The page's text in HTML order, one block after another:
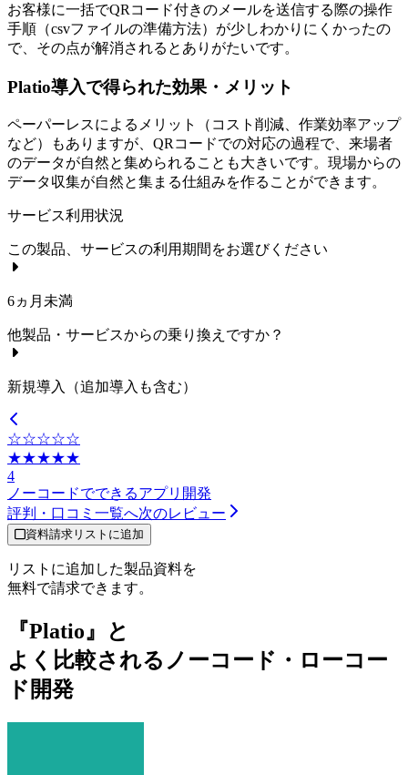
お客様に一括でQRコード付きのメールを送信する際の操作
手順（csvファイルの準備方法）が少しわかりにくかったの
で、その点が解消されるとありがたいです。
Platio導入で得られた効果・メリット
ペーパーレスによるメリット（コスト削減、作業効率アップ
など）もありますが、QRコードでの対応の過程で、来場者
のデータが自然と集められることも大きいです。現場からの
データ収集が自然と集まる仕組みを作ることができます。
サービス利用状況
この製品、サービスの利用期間をお選びください
6ヵ月未満
他製品・サービスからの乗り換えですか？
新規導入（追加導入も含む）
☆☆☆☆☆
★★★★★
4
ノーコードでできるアプリ開発
評判・口コミ一覧へ次のレビュー
資料請求リストに追加
リストに追加した製品資料を
無料で請求できます。
『Platio』と
よく比較されるノーコード・ローコー
ド開発